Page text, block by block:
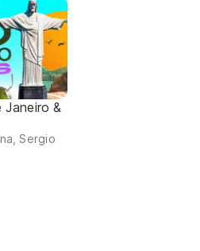
Janeiro &
Sergio